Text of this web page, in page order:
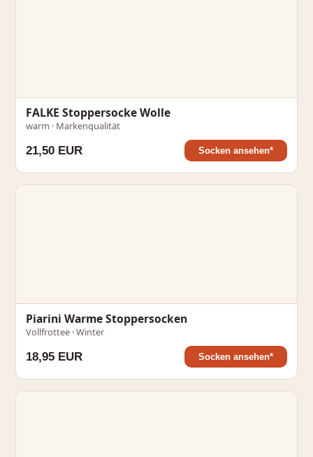
FALKE Stoppersocke Wolle
warm · Markenqualität
21,50 EUR Socken ansehen*
Piarini Warme Stoppersocken
Vollfrottee · Winter
18,95 EUR Socken ansehen*